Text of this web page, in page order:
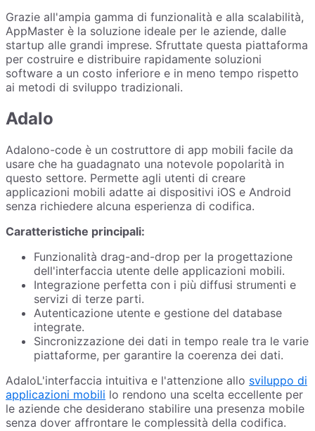
Grazie all'ampia gamma di funzionalità e alla scalabilità,
AppMaster è la soluzione ideale per le aziende, dalle
startup alle grandi imprese. Sfruttate questa piattaforma
per costruire e distribuire rapidamente soluzioni
software a un costo inferiore e in meno tempo rispetto
ai metodi di sviluppo tradizionali.
Adalo
Adalono-code è un costruttore di app mobili facile da
usare che ha guadagnato una notevole popolarità in
questo settore. Permette agli utenti di creare
applicazioni mobili adatte ai dispositivi iOS e Android
senza richiedere alcuna esperienza di codifica.
Caratteristiche principali:
Funzionalità drag-and-drop per la progettazione
dell'interfaccia utente delle applicazioni mobili.
Integrazione perfetta con i più diffusi strumenti e
servizi di terze parti.
Autenticazione utente e gestione del database
integrate.
Sincronizzazione dei dati in tempo reale tra le varie
piattaforme, per garantire la coerenza dei dati.
AdaloL'interfaccia intuitiva e l'attenzione allo sviluppo di
applicazioni mobili lo rendono una scelta eccellente per
le aziende che desiderano stabilire una presenza mobile
senza dover affrontare le complessità della codifica.